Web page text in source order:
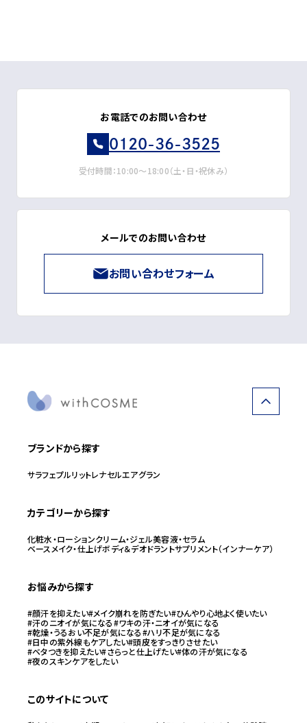
お電話でのお問い合わせ
0120-36-3525
受付時間：10:00～18:00（土・日・祝休み）
メールでのお問い合わせ
お問い合わせフォーム
ブランドから探す
サラフェプルリットレナセルエアグラン
カテゴリーから探す
化粧水・ローションクリーム・ジェル美容液・セラム
ベースメイク・仕上げボディ＆デオドラントサプリメント（インナーケア）
お悩みから探す
#顔汗を抑えたい#メイク崩れを防ぎたい#ひんやり心地よく使いたい
#汗のニオイが気になる#ワキの汗・ニオイが気になる
#乾燥・うるおい不足が気になる#ハリ不足が気になる
#日中の紫外線もケアしたい#頭皮をすっきりさせたい
#ベタつきを抑えたい#さらっと仕上げたい#体の汗が気になる
#夜のスキンケアをしたい
このサイトについて